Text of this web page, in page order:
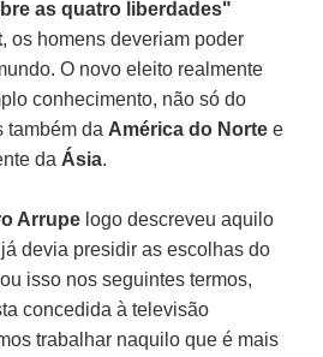
as quatro liberdades"
, os homens deveriam poder
O novo eleito realmente
conhecimento, não só do
também da América do Norte e
da Ásia.
Arrupe logo descreveu aquilo
devia presidir as escolhas do
isso nos seguintes termos,
concedida à televisão
trabalhar naquilo que é mais